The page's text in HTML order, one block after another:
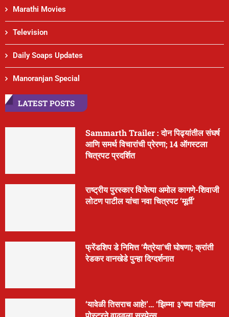
Marathi Movies
Television
Daily Soaps Updates
Manoranjan Special
LATEST POSTS
Sammarth Trailer : दोन पिढ्यांतील संघर्ष
आणि समर्थ विचारांची प्रेरणा; 14 ऑगस्टला
चित्रपट प्रदर्शित
राष्ट्रीय पुरस्कार विजेत्या अमोल कागणे-शिवाजी
लोटण पाटील यांचा नवा चित्रपट ‘मूर्ती’
फ्रेंडशिप डे निमित्त ‘मैत्रेया’ची घोषणा; क्रांती
रेडकर वानखेडे पुन्हा दिग्दर्शनात
‘यावेळी तिसराच आहे!’… ‘झिम्मा ३’च्या पहिल्या